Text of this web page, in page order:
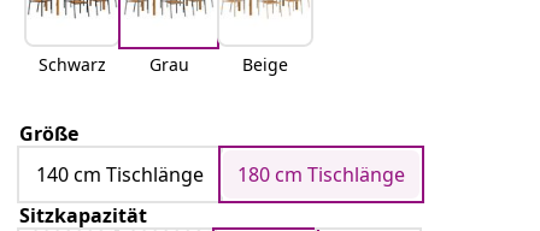
Schwarz Grau Beige
Größe
140 cm Tischlänge
180 cm Tischlänge
Sitzkapazität